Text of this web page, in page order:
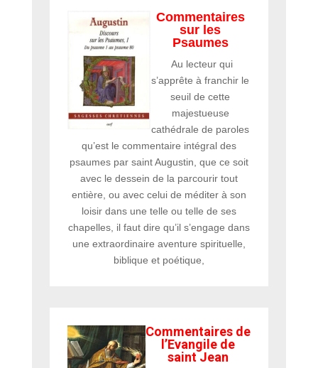
Commentaires
sur les
Psaumes
Au lecteur qui
s’apprête à franchir le
seuil de cette
majestueuse
cathédrale de paroles
qu’est le commentaire intégral des
psaumes par saint Augustin, que ce soit
avec le dessein de la parcourir tout
entière, ou avec celui de méditer à son
loisir dans une telle ou telle de ses
chapelles, il faut dire qu’il s’engage dans
une extraordinaire aventure spirituelle,
biblique et poétique,
Commentaires de
l’Evangile de
saint Jean